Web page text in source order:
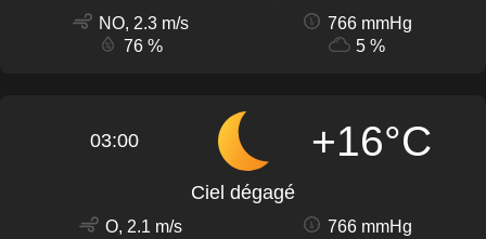
NO, 2.3 m/s
766 mmHg
76 %
5 %
03:00 +16°C
Ciel dégagé
O, 2.1 m/s
766 mmHg